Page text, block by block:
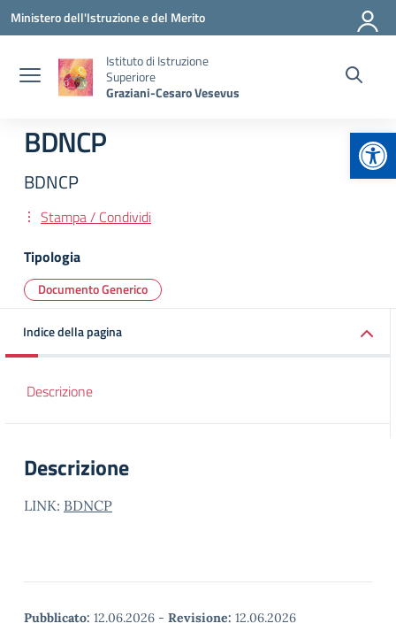
Vai ai contenuti
Vai al menu di navigazione
Vai al footer
Ministero dell'Istruzione e del Merito
Istituto di Istruzione
Superiore
Graziani-Cesaro Vesevus
BDNCP
BDNCP
Stampa / Condividi
Tipologia
Documento Generico
Indice della pagina
Descrizione
Descrizione
LINK: BDNCP
Pubblicato: 12.06.2026 - Revisione: 12.06.2026